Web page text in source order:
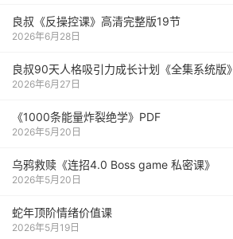
良叔《反操控课》高清完整版19节
2026年6月28日
良叔90天人格吸引力成长计划《全集系统版》
2026年6月27日
《1000‮能条‬‎量‮裂炸‬‎绝学》PDF
2026年5月20日
乌鸦救赎《连招4.0 Boss game 私密课》
2026年5月20日
蛇年顶阶情绪价值课
2026年5月19日